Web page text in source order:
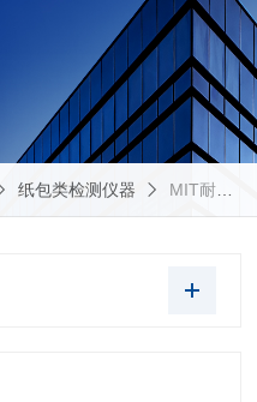
纸包类检测仪器 MIT耐折强度试验仪